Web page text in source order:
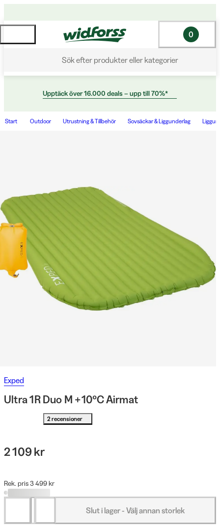
Sök efter produkter eller kategorier
0
Upptäck över 16.000 deals – upp till 70%*
Start Outdoor Utrustning & Tillbehör Sovsäckar & Liggunderlag
Exped
Ultra 1R Duo M +10°C Airmat
2 recensioner
2 109 kr
Rek. pris 3 499 kr
Slut i lager - Välj annan storlek